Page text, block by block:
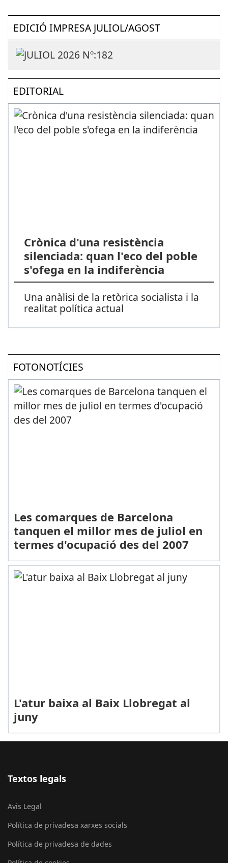
EDICIÓ IMPRESA JULIOL/AGOST
EDITORIAL
Crònica d'una resistència
silenciada: quan l'eco del poble
s'ofega en la indiferència
Una anàlisi de la retòrica socialista i la
realitat política actual
FOTONOTÍCIES
Les comarques de Barcelona
tanquen el millor mes de juliol en
termes d'ocupació des del 2007
L'atur baixa al Baix Llobregat al
juny
Textos legals
Avis Legal
Política de privadesa xarxes socials
Política de privadesa de dades